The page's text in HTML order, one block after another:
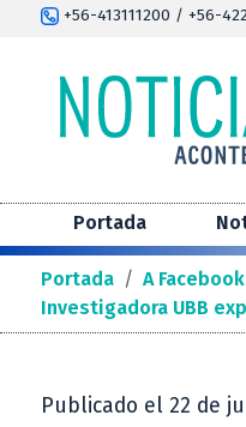
+56-413111200 / +56-
Portada
Portada / A Facebook
Investigadora UBB
Publicado el 22 de